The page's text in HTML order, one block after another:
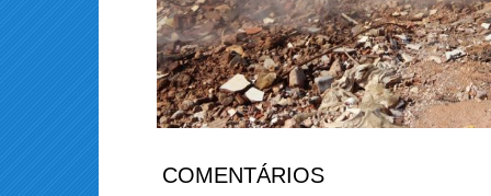
COMENTÁRIOS